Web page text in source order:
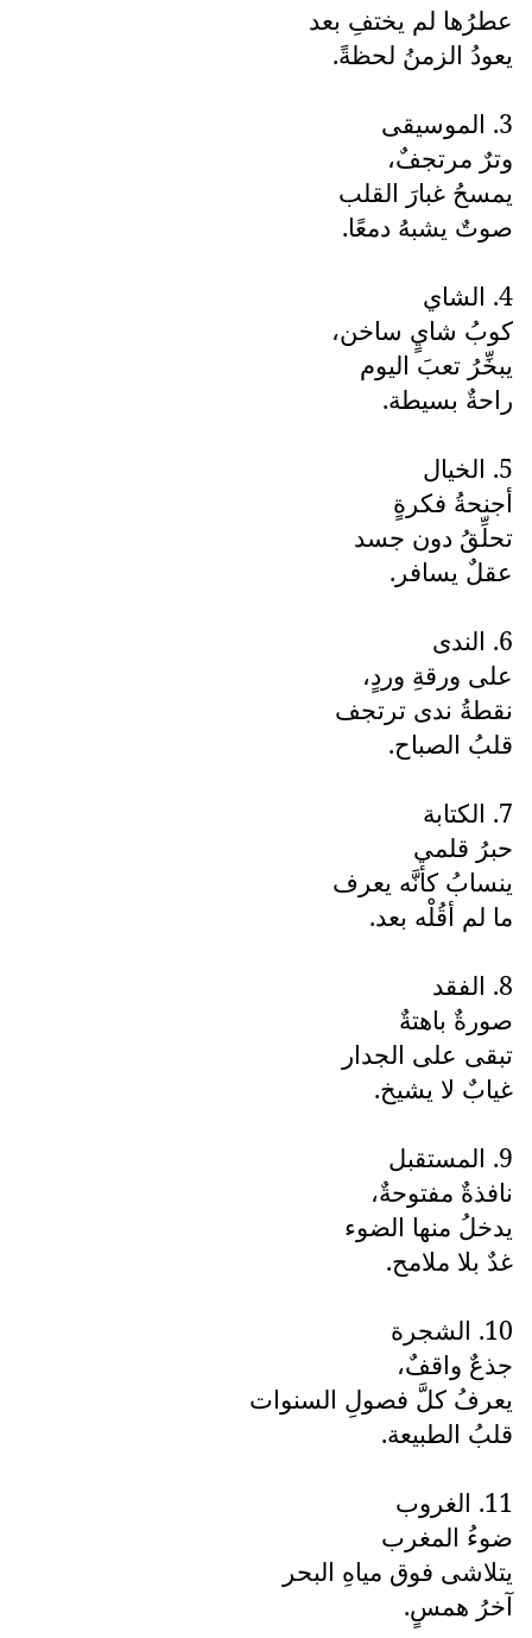
عطرُها لم يختفِ بعد
يعودُ الزمنُ لحظةً.
3. الموسيقى
وترٌ مرتجفٌ،
يمسحُ غبارَ القلب
صوتٌ يشبهُ دمعًا.
4. الشاي
كوبُ شايٍ ساخن،
يبخِّرُ تعبَ اليوم
راحةٌ بسيطة.
5. الخيال
أجنحةُ فكرةٍ
تحلِّقُ دون جسد
عقلٌ يسافر.
6. الندى
على ورقةِ وردٍ،
نقطةُ ندى ترتجف
قلبُ الصباح.
7. الكتابة
حبرُ قلمي
ينسابُ كأنَّه يعرف
ما لم أقُلْه بعد.
8. الفقد
صورةٌ باهتةٌ
تبقى على الجدار
غيابٌ لا يشيخ.
9. المستقبل
نافذةٌ مفتوحةٌ،
يدخلُ منها الضوء
غدٌ بلا ملامح.
10. الشجرة
جذعٌ واقفٌ،
يعرفُ كلَّ فصولِ السنوات
قلبُ الطبيعة.
11. الغروب
ضوءُ المغرب
يتلاشى فوق مياهِ البحر
آخرُ همسٍ.